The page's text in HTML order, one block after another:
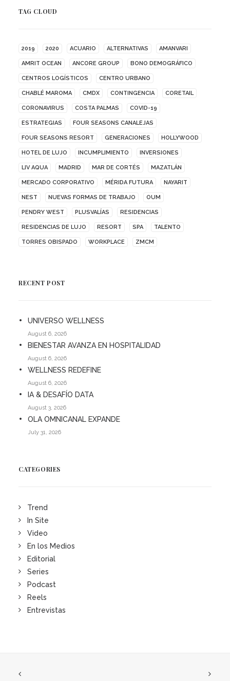
TAG CLOUD
2019 2020 ACUARIO ALTERNATIVAS AMANVARI
AMRIT OCEAN ANCORE GROUP BONO DEMOGRÁFICO
CENTROS LOGÍSTICOS CENTRO URBANO
CHABLÉ MAROMA CMDX CONTINGENCIA CORETAIL
CORONAVIRUS COSTA PALMAS COVID-19
ESTRATEGIAS FOUR SEASONS CANALEJAS
FOUR SEASONS RESORT GENERACIONES HOLLYWOOD
HOTEL DE LUJO INCUMPLIMIENTO INVERSIONES
LIV AQUA MADRID MAR DE CORTÉS MAZATLÁN
MERCADO CORPORATIVO MÉRIDA FUTURA NAYARIT
NEST NUEVAS FORMAS DE TRABAJO OUM
PENDRY WEST PLUSVALÍAS RESIDENCIAS
RESIDENCIAS DE LUJO RESORT SPA TALENTO
TORRES OBISPADO WORKPLACE ZMCM
RECENT POST
UNIVERSO WELLNESS
August 6, 2026
BIENESTAR AVANZA EN HOSPITALIDAD
August 6, 2026
WELLNESS REDEFINE
August 6, 2026
IA & DESAFÍO DATA
August 3, 2026
OLA OMNICANAL EXPANDE
July 31, 2026
CATEGORIES
Trend
In Site
Video
En los Medios
Editorial
Series
Podcast
Reels
Entrevistas